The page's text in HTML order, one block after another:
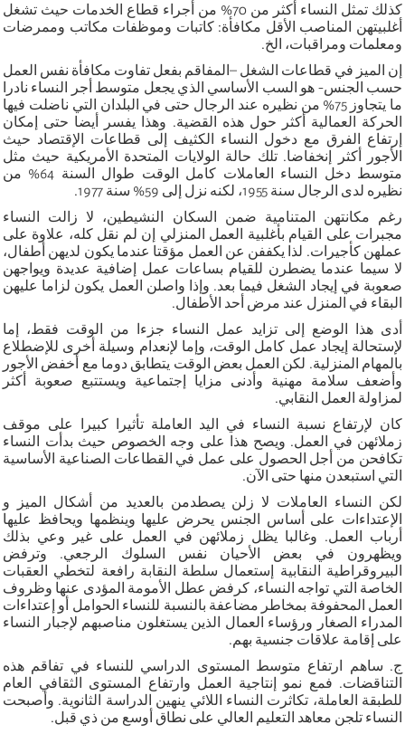
كذلك تمثل النساء أكثر من 70% من أجراء قطاع الخدمات حيث تشغل
أغلبيتهن المناصب الأقل مكافأة: كاتبات وموظفات مكاتب وممرضات
ومعلمات ومراقبات، الخ.
إن الميز في قطاعات الشغل –المفاقم بفعل تفاوت مكافأة نفس العمل
حسب الجنس- هو السب الأساسي الذي يجعل متوسط أجر النساء نادرا
ما يتجاوز 75% من نظيره عند الرجال حتى في البلدان التي ناضلت فيها
الحركة العمالية أكثر حول هذه القضية. وهذا يفسر أيضا حتى إمكان
إرتفاع الفرق مع دخول النساء الكثيف إلى قطاعات الإقتصاد حيث
الأجور أكثر إنخفاضا. تلك حالة الولايات المتحدة الأمريكية حيث مثل
متوسط دخل النساء العاملات كامل الوقت طوال السنة 64% من
نظيره لدى الرجال سنة 1955، لكنه نزل إلى 59% سنة 1977.
رغم مكانتهن المتنامية ضمن السكان النشيطين، لا زالت النساء
مجبرات على القيام بأغلبية العمل المنزلي إن لم نقل كله، علاوة على
عملهن كأجيرات. لذا يكففن عن العمل مؤقتا عندما يكون لديهن أطفال،
لا سيما عندما يضطرن للقيام بساعات عمل إضافية عديدة ويواجهن
صعوبة في إيجاد الشغل فيما بعد. وإذا واصلن العمل يكون لزاما عليهن
البقاء في المنزل عند مرض أحد الأطفال.
أدى هذا الوضع إلى تزايد عمل النساء جزءا من الوقت فقط، إما
لإستحالة إيجاد عمل كامل الوقت، وإما لإنعدام وسيلة أخرى للإضطلاع
بالمهام المنزلية. لكن العمل بعض الوقت يتطابق دوما مع أخفض الأجور
وأضعف سلامة مهنية وأدنى مزايا إجتماعية ويستتبع صعوبة أكثر
لمزاولة العمل النقابي.
كان لإرتفاع نسبة النساء في اليد العاملة تأثيرا كبيرا على موقف
زملائهن في العمل. ويصح هذا على وجه الخصوص حيث بدأت النساء
تكافحن من أجل الحصول على عمل في القطاعات الصناعية الأساسية
التي استبعدن منها حتى الآن.
لكن النساء العاملات لا زلن يصطدمن بالعديد من أشكال الميز و
الإعتداءات على أساس الجنس يحرض عليها وينظمها ويحافظ عليها
أرباب العمل. وغالبا يظل زملائهن في العمل على غير وعي بذلك
ويظهرون في بعض الأحيان نفس السلوك الرجعي. وترفض
البيروقراطية النقابية إستعمال سلطة النقابة رافعة لتخطي العقبات
الخاصة التي تواجه النساء، كرفض عطل الأمومة المؤدى عنها وظروف
العمل المحفوفة بمخاطر مضاعفة بالنسبة للنساء الحوامل أو إعتداءات
المدراء الصغار ورؤساء العمال الذين يستغلون مناصبهم لإجبار النساء
على إقامة علاقات جنسية بهم.
ج. ساهم ارتفاع متوسط المستوى الدراسي للنساء في تفاقم هذه
التناقضات. فمع نمو إنتاجية العمل وارتفاع المستوى الثقافي العام
للطبقة العاملة، تكاثرت النساء اللائي ينهين الدراسة الثانوية. وأصبحت
النساء تلجن معاهد التعليم العالي على نطاق أوسع من ذي قبل.